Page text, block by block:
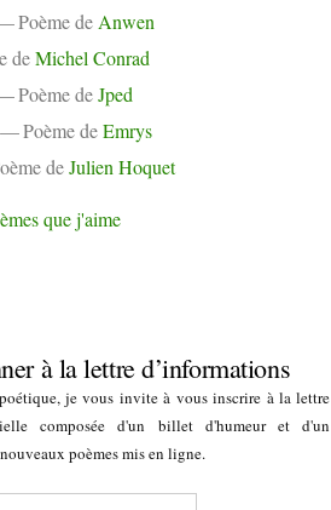
Poème de Anwen
deMichel Conrad
Poème deJped
Poème deEmrys
deJulien Hoquet
que j'aime
à la lettre d’informations
je vous invite à vous inscrire à la lettre
composée d'un billet d'humeur et d'un
poèmes mis en ligne.